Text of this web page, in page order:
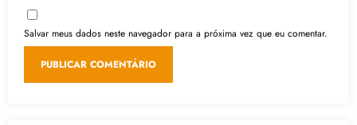
Salvar meus dados neste navegador para a próxima vez que eu comentar.